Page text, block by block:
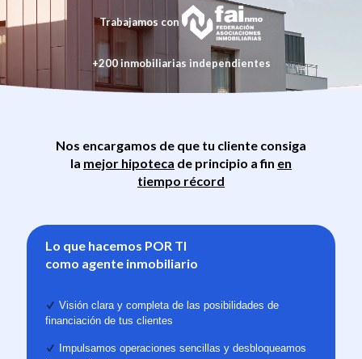
Trabajamos con
+200 inmobiliarias independientes
Nos encargamos de que tu cliente consiga
la mejor hipoteca de principio a fin en
tiempo récord
Lo que hacemos POR TI
como agente inmobiliario
Visión clara y completa de las posibilidades de
financiación de tus clientes
Impulsamos operaciones sencillas y desbloqueamos